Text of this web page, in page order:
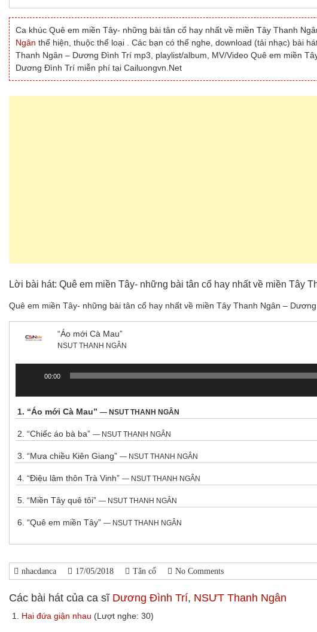
Ca khúc Quê em miền Tây- những bài tân cổ hay nhất về miền Tây Thanh
Ngân thể hiện, thuộc thể loại . Các bạn có thể nghe, download (tải nhạc) bài
Thanh Ngân – Dương Đình Trí mp3, playlist/album, MV/Video Quê em miền
Dương Đình Trí miễn phí tại Cailuongvn.Net
Lời bài hát: Quê em miền Tây- những bài tân cổ hay nhất về miền Tây
Quê em miền Tây- những bài tân cổ hay nhất về miền Tây Thanh Ngân –
“Áo mới Cà Mau”
NSUT THANH NGÂN
00:00
1. “Áo mới Cà Mau” — NSUT THANH NGÂN
2. “Chiếc áo bà ba” — NSUT THANH NGÂN
3. “Mưa chiều Kiên Giang” — NSUT THANH NGÂN
4. “Điệu lâm thôn Trà Vinh” — NSUT THANH NGÂN
5. “Miền Tây quê tôi” — NSUT THANH NGÂN
6. “Quê em miền Tây” — NSUT THANH NGÂN
nhacdanca 17/05/2018 Tân cổ No Comments
Các bài hát của ca sĩ Dương Đình Trí, NSƯT Thanh Ngân
1. Hai đứa giận nhau (Lượt nghe: 30)